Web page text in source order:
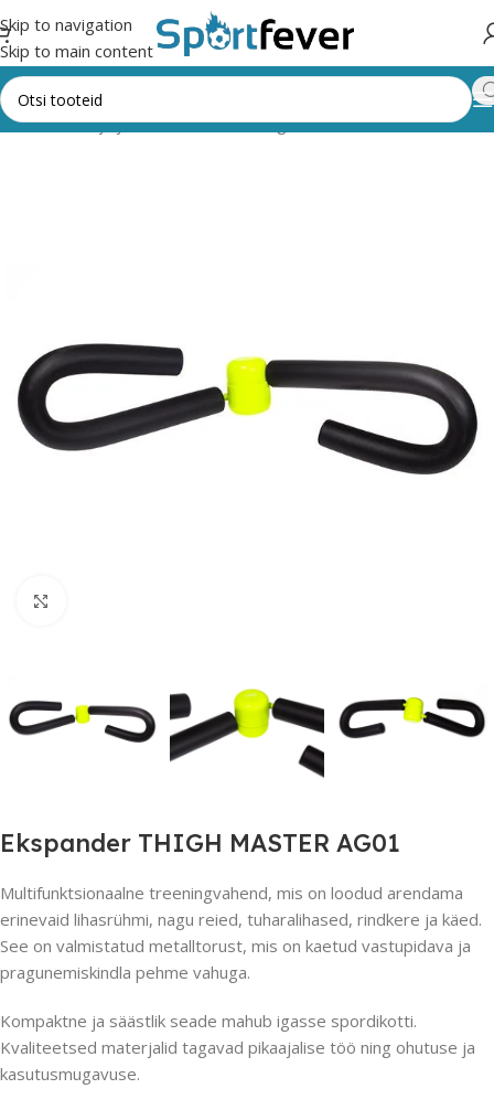
Skip to navigation
Skip to main content
ja jõusaal Muud treeningvahendid Muud vahendid
Ekspander THIGH MASTER AG01
Multifunktsionaalne treeningvahend, mis on loodud arendama
erinevaid lihasrühmi, nagu reied, tuharalihased, rindkere ja käed.
See on valmistatud metalltorust, mis on kaetud vastupidava ja
pragunemiskindla pehme vahuga.
Kompaktne ja säästlik seade mahub igasse spordikotti.
Kvaliteetsed materjalid tagavad pikaajalise töö ning ohutuse ja
kasutusmugavuse.